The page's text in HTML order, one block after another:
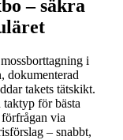
– säkra
i
dokumenterad
takets tätskikt.
taktyp för bästa
via
– snabbt,